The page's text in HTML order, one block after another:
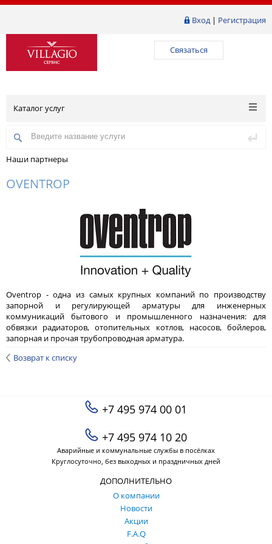
Вход| Регистрация
Связаться
Каталог услуг
Наши партнеры
OVENTROP
Oventrop - одна из самых крупных компаний по производству
запорной и регулирующей арматуры для инженерных
коммуникаций бытового и промышленного назначения: для
обвязки радиаторов, отопительных котлов, насосов, бойлеров,
запорная и прочая трубопроводная арматура.
Возврат к списку
+7 495 974 00 01
+7 495 974 10 20
Аварийные и коммунальные службы в посёлках
Круглосуточно, без выходных и праздничных дней
ДОПОЛНИТЕЛЬНО
О компании
Новости
Акции
F.A.Q